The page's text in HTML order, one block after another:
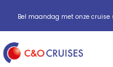
Bel maandag met onze